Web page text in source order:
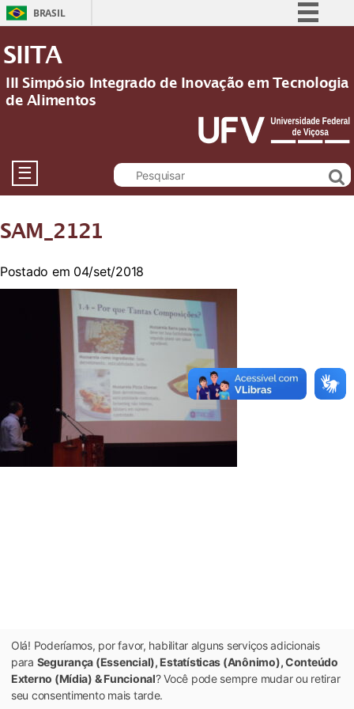
BRASIL
Participe
Acesso à informação
Legislação
Canais
SIITA
III Simpósio Integrado de Inovação em Tecnologia
de Alimentos
☰
SAM_2121
Postado em 04/set/2018
Olá! Poderíamos, por favor, habilitar alguns serviços adicionais
para Segurança (Essencial), Estatísticas (Anônimo), Conteúdo
Externo (Mídia) & Funcional? Você pode sempre mudar ou retirar
seu consentimento mais tarde.